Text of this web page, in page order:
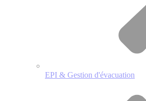
EPI & Gestion d'évacuation